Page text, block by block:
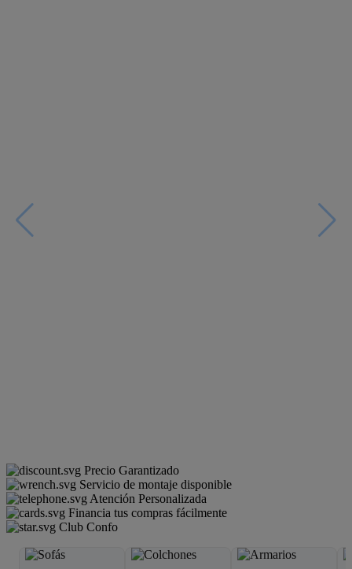
Precio Garantizado
Servicio de montaje disponible
Atención Personalizada
Financia tus compras fácilmente
Club Confo